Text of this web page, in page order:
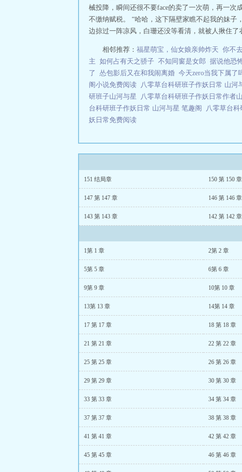
在必得，危急关头，父亲
示，对于在寒冬腊月把他
来了一批新人。有“刻苦
谁吗？知道她几岁来的
队愁容满面。二队却在冉
用，咱换一个。”教练：“
着奇怪的技术，却成功站
械投降，瞬间还很不要face的卖了一次萌，再一
不缴纳赋税。 “哈哈，这下隔壁家瞧不起我的妹
边掠过一阵凉风，白珊还没等看清，就被人揪住
相邻推荐： 福星萌宝，仙女娘亲帅炸天 你不
主 如何占有天之骄子 不知同窗是女郎 据说他恐
了
怂包影后又在和我闹离婚 今天zero当我下属了
阁小说免费阅读
八零草台科研班子作妖日常 山河
研班子山河与星
八零草台科研班子作妖日常作者
台科研班子作妖日常 山河与星 笔趣阁
八零草台
妖日常免费阅读
151 结局章 150 第 150 章
147 第 147 章 146 第 146 章
143 第 143 章 142 第 142 章
1第 1 章 2第 2 章
5第 5 章 6第 6 章
9第 9 章 10第 10 章
13第 13 章 14第 14 章
17 第 17 章 18 第 18 章
21 第 21 章 22 第 22 章
25 第 25 章 26 第 26 章
29 第 29 章 30 第 30 章
33 第 33 章 34 第 34 章
37 第 37 章 38 第 38 章
41 第 41 章 42 第 42 章
45 第 45 章 46 第 46 章